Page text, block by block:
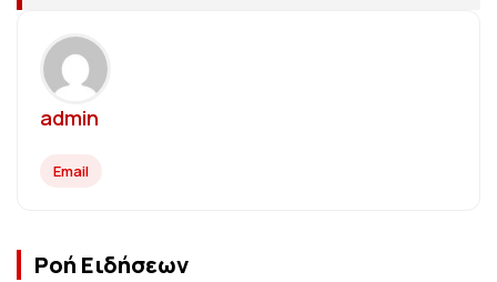
admin
Email
Ροή Ειδήσεων